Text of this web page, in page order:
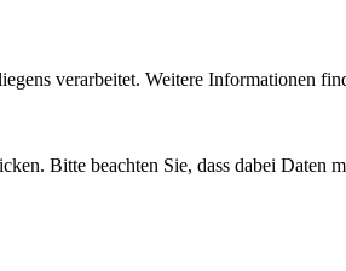
verarbeitet. Weitere Informationen
Bitte beachten Sie, dass dabei Daten